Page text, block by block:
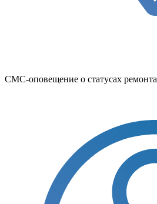
СМС-оповещение о статусах ремонта